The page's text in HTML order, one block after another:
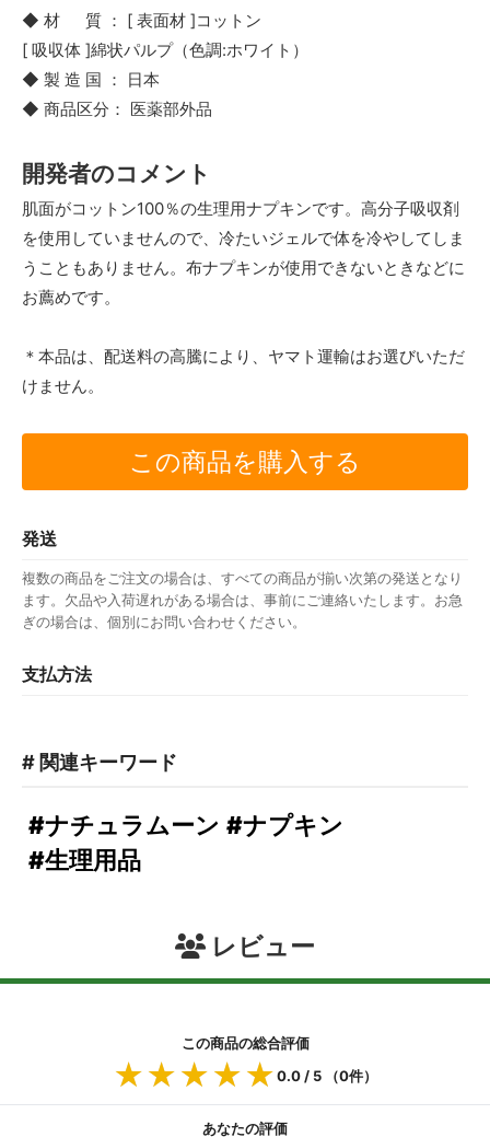
◆ 材 質 ： [ 表面材 ]コットン
[ 吸収体 ]綿状パルプ（色調:ホワイト）
◆ 製 造 国 ： 日本
◆ 商品区分： 医薬部外品
開発者のコメント
肌面がコットン100％の生理用ナプキンです。高分子吸収剤
を使用していませんので、冷たいジェルで体を冷やしてしま
うこともありません。布ナプキンが使用できないときなどに
お薦めです。
＊本品は、配送料の高騰により、ヤマト運輸はお選びいただ
けません。
この商品を購入する
発送
複数の商品をご注文の場合は、すべての商品が揃い次第の発送となり
ます。欠品や入荷遅れがある場合は、事前にご連絡いたします。お急
ぎの場合は、個別にお問い合わせください。
支払方法
# 関連キーワード
#生理用品
#ナチュラムーン #ナプキン
レビュー
この商品の総合評価
★★★★★
★★★★★0.0 / 5 （0件）
あなたの評価